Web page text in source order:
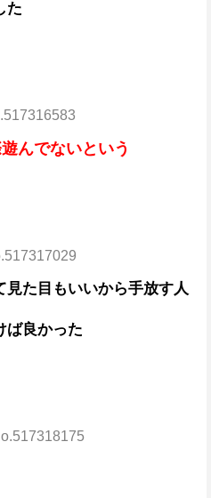
た
んでないという
見た目もいいから手放す人
ば良かった